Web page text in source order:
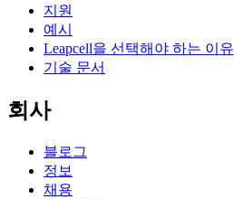
지원
예시
Leapcell을 선택해야 하는 이유
기술 문서
회사
블로그
정보
채용